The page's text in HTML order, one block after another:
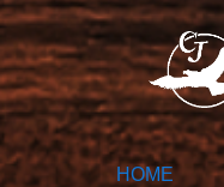
HOME